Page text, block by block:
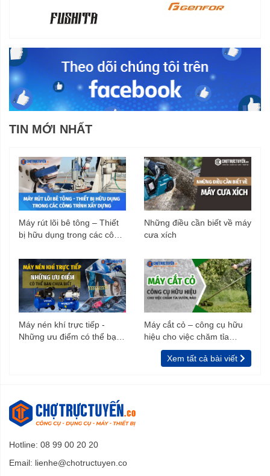
TIN MỚI NHẤT
Máy rút lõi bê tông – Thiết
bị hữu dụng trong các công
Những điều cần biết về máy
cưa xích
Máy nén khí trực tiếp -
Những ưu điểm có thể bạn
Máy cắt cỏ – công cụ hữu
hiệu cho việc chăm tỉa
vườn, rào
Xem tất cả bài viết
Hotline: 08 99 00 20 20
Email: lienhe@chotructuyen.co